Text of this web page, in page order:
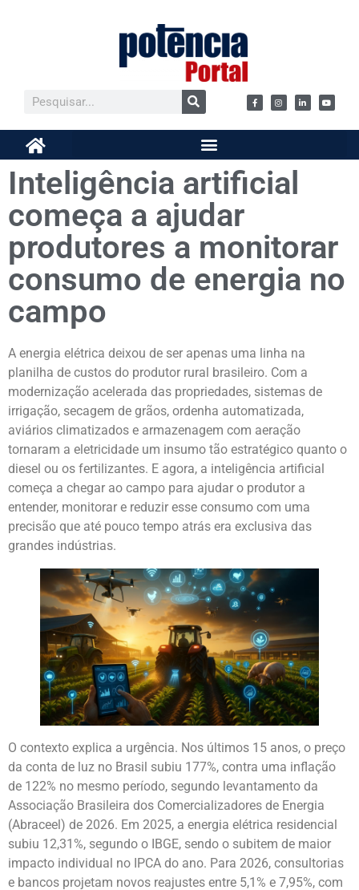
Inteligência artificial
começa a ajudar
produtores a monitorar
consumo de energia no
campo
A energia elétrica deixou de ser apenas uma linha na
planilha de custos do produtor rural brasileiro. Com a
modernização acelerada das propriedades, sistemas de
irrigação, secagem de grãos, ordenha automatizada,
aviários climatizados e armazenagem com aeração
tornaram a eletricidade um insumo tão estratégico quanto o
diesel ou os fertilizantes. E agora, a inteligência artificial
começa a chegar ao campo para ajudar o produtor a
entender, monitorar e reduzir esse consumo com uma
precisão que até pouco tempo atrás era exclusiva das
grandes indústrias.
O contexto explica a urgência. Nos últimos 15 anos, o preço
da conta de luz no Brasil subiu 177%, contra uma inflação
de 122% no mesmo período, segundo levantamento da
Associação Brasileira dos Comercializadores de Energia
(Abraceel) de 2026. Em 2025, a energia elétrica residencial
subiu 12,31%, segundo o IBGE, sendo o subitem de maior
impacto individual no IPCA do ano. Para 2026, consultorias
e bancos projetam novos reajustes entre 5,1% e 7,95%, com